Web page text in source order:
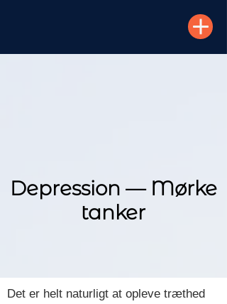
Depression — Mørke
tanker
Det er helt naturligt at opleve træthed